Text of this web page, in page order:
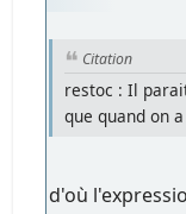
Citation
restoc : Il
que quand on
d'où